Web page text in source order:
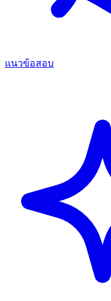
แนวข้อสอบ